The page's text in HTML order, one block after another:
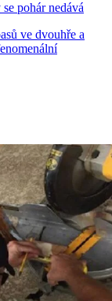
pohár nedává
ve dvouhře a